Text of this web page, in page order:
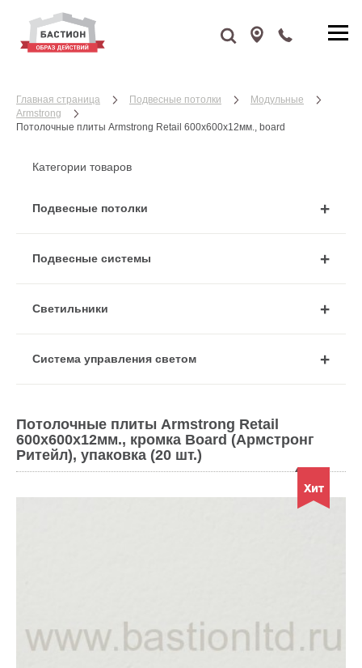
Главная страница Подвесные потолки
Модульные
Armstrong
Потолочные плиты Armstrong Retail 600x600x12мм., board
Категории товаров
Подвесные потолки
Подвесные системы
Cветильники
Система управления светом
Потолочные плиты Armstrong Retail
600x600x12мм., кромка Board (Армстронг
Ритейл), упаковка (20 шт.)